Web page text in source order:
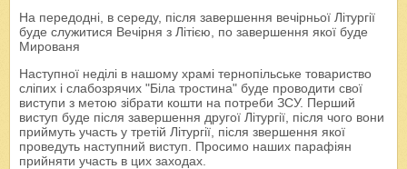
На передодні, в середу, після завершення вечірньої Літургії
буде служитися Вечірня з Літією, по завершення якої буде
Мированя
Наступної неділі в нашому храмі тернопільське товариство
сліпих і слабозрячих "Біла тростина" буде проводити свої
виступи з метою зібрати кошти на потреби ЗСУ. Перший
виступ буде після завершення другої Літургії, після чого вони
приймуть участь у третій Літургії, після звершення якої
проведуть наступний виступ. Просимо наших парафіян
прийняти участь в цих заходах.